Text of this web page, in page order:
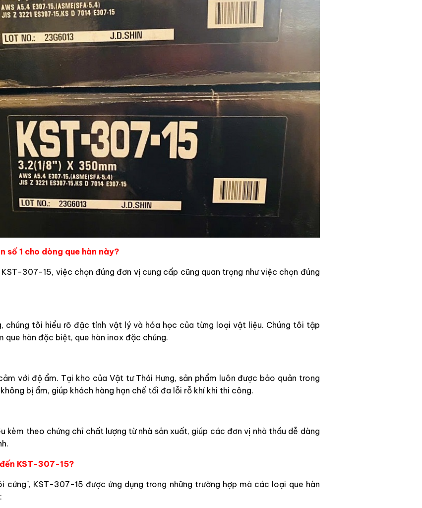
số 1 cho dòng que hàn này?
307-15, việc chọn đúng đơn vị cung cấp cũng quan trọng như việc chọn đúng
chúng tôi hiểu rõ đặc tính vật lý và hóa học của từng loại vật liệu. Chúng tôi tập
que hàn đặc biệt, que hàn inox đặc chủng.
với độ ẩm. Tại kho của Vật tư Thái Hưng, sản phẩm luôn được bảo quản trong
bị ẩm, giúp khách hàng hạn chế tối đa lỗi rỗ khí khi thi công.
kèm theo chứng chỉ chất lượng từ nhà sản xuất, giúp các đơn vị nhà thầu dễ dàng
KST-307-15?
cứng", KST-307-15 được ứng dụng trong những trường hợp mà các loại que hàn